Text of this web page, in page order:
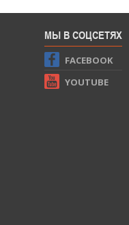
МЫ В СОЦСЕТЯХ
FACEBOOK
YOUTUBE